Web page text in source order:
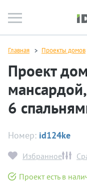
Главная Проекты домов
Проект
6
Номер: id124ke
Избранное
Проект есть в